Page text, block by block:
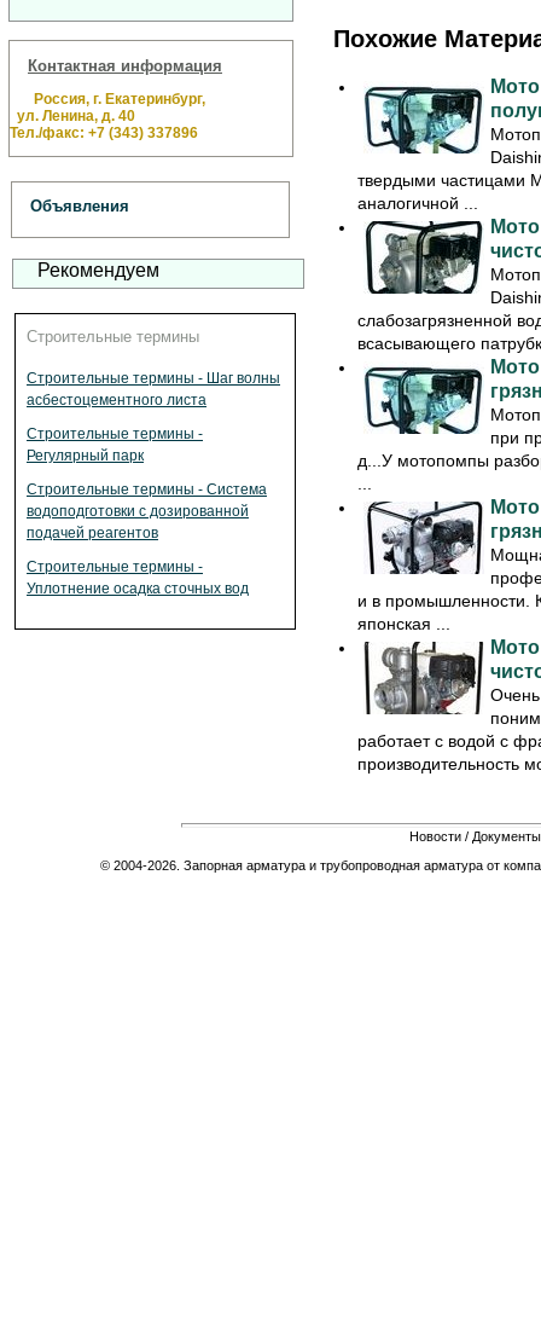
Контактная информация
Россия, г. Екатеринбург,
ул. Ленина, д. 40
Тел./факс: +7 (343) 337896
Объявления
Рекомендуем
Строительные термины
Строительные термины - Шаг волны
асбестоцементного листа
Строительные термины -
Регулярный парк
Строительные термины - Система
водоподготовки с дозированной
подачей реагентов
Строительные термины -
Уплотнение осадка сточных вод
Похожие
твердыми частицами
аналогичной ...
слабозагрязненной
всасывающего
при
д...У мотопомпы
и в промышленности.
японская ...
работает с водой с
производительность
Новости / Документы
© 2004-2026. Запорная арматура и трубопроводная арматура от